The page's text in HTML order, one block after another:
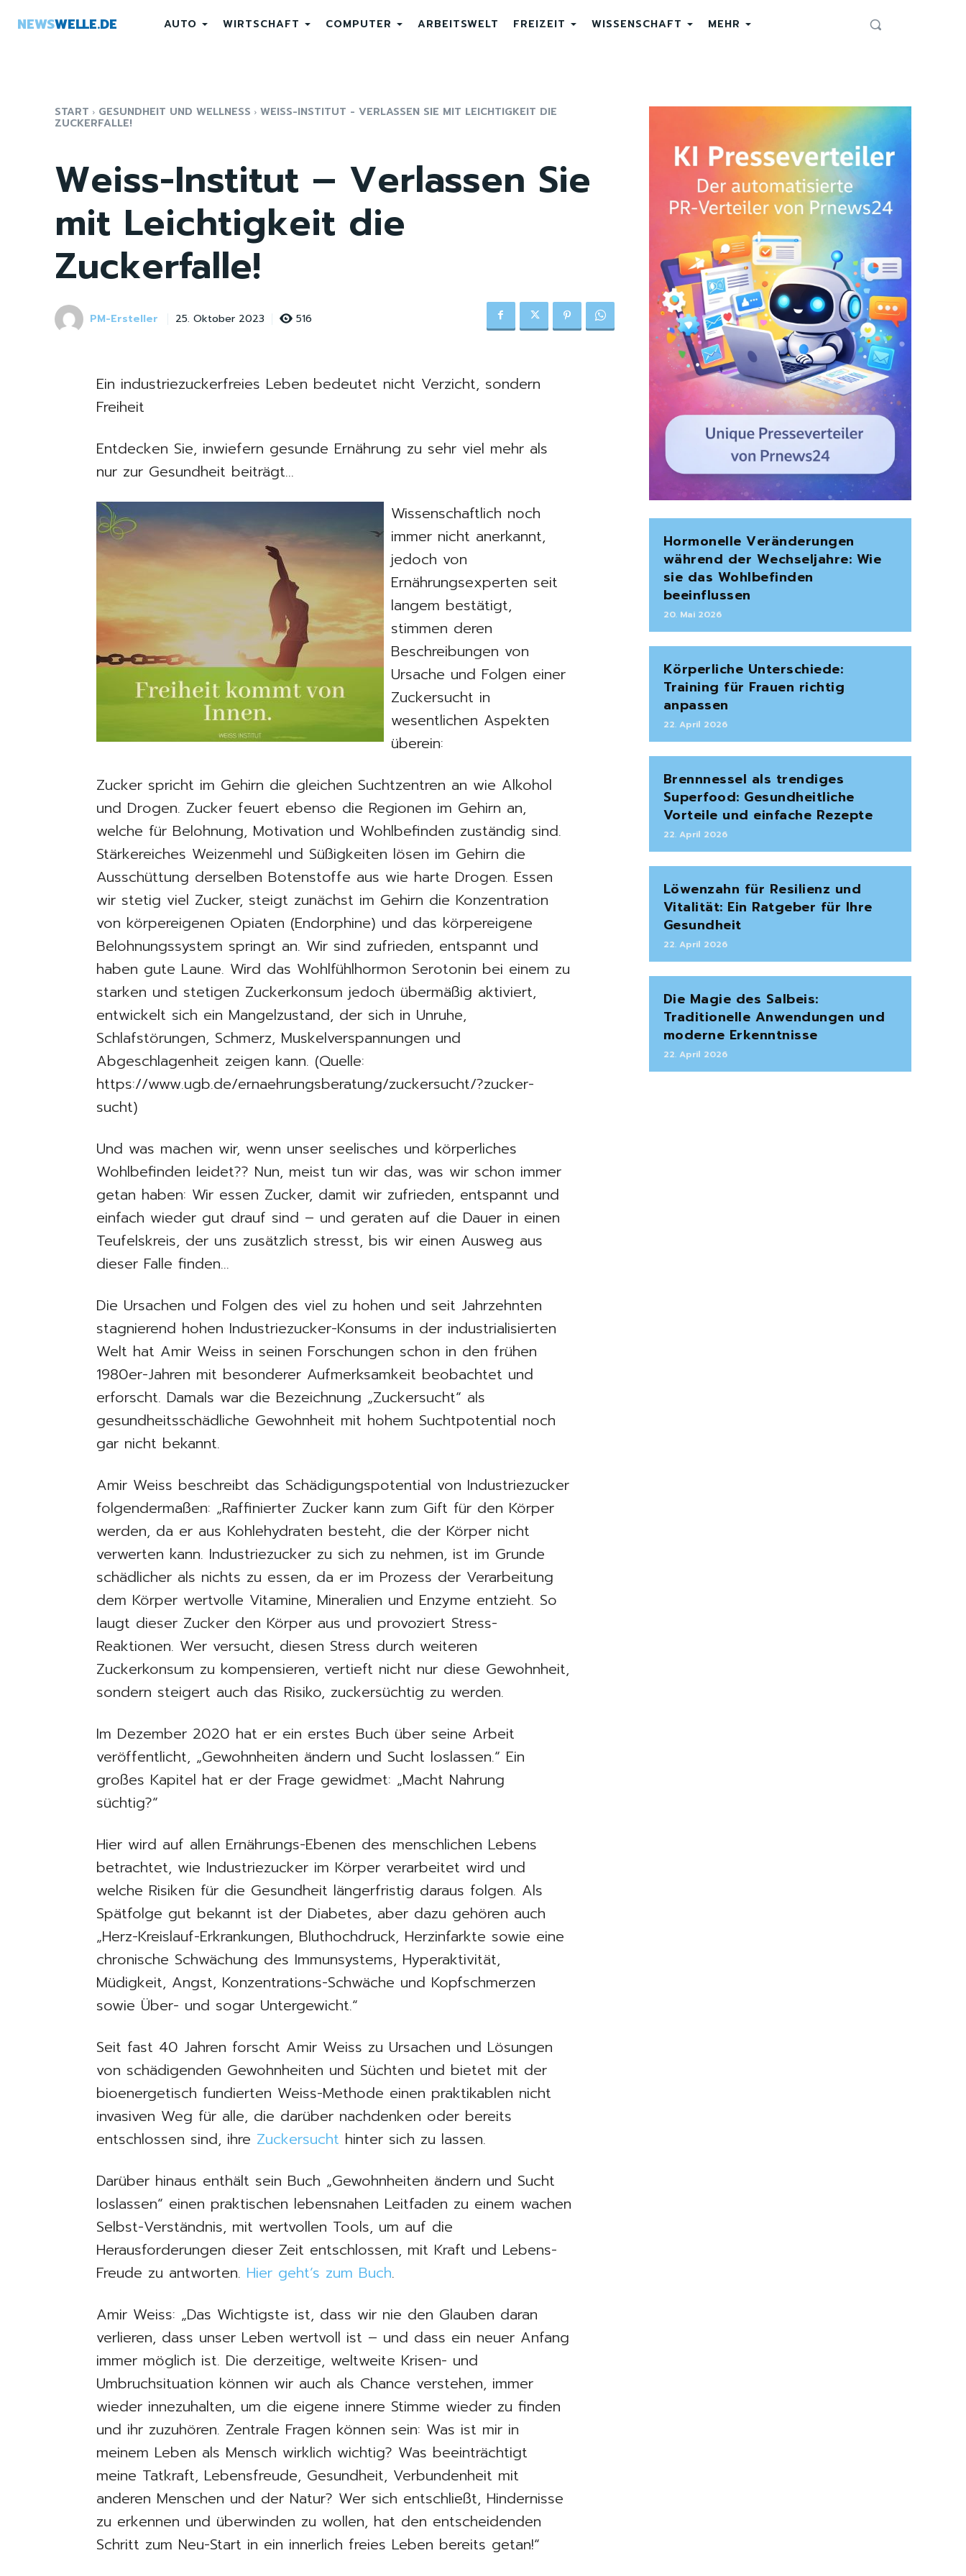
NEWSWELLE.DE AUTO WIRTSCHAFT COMPUTER ARBEITSWELT FREIZEIT WISSENSCHAFT MEHR
START GESUNDHEIT UND WELLNESS WEISS-INSTITUT - VERLASSEN SIE MIT LEICHTIGKEIT DIE
ZUCKERFALLE!
Weiss-Institut – Verlassen Sie
mit Leichtigkeit die
Zuckerfalle!
PM-Ersteller 25. Oktober 2023 516
Ein industriezuckerfreies Leben bedeutet nicht Verzicht, sondern
Freiheit
Entdecken Sie, inwiefern gesunde Ernährung zu sehr viel mehr als
nur zur Gesundheit beiträgt…
Wissenschaftlich noch
immer nicht anerkannt,
jedoch von
Ernährungsexperten seit
langem bestätigt,
stimmen deren
Beschreibungen von
Ursache und Folgen einer
Zuckersucht in
wesentlichen Aspekten
überein:
Zucker spricht im Gehirn die gleichen Suchtzentren an wie Alkohol
und Drogen. Zucker feuert ebenso die Regionen im Gehirn an,
welche für Belohnung, Motivation und Wohlbefinden zuständig sind.
Stärkereiches Weizenmehl und Süßigkeiten lösen im Gehirn die
Ausschüttung derselben Botenstoffe aus wie harte Drogen. Essen
wir stetig viel Zucker, steigt zunächst im Gehirn die Konzentration
von körpereigenen Opiaten (Endorphine) und das körpereigene
Belohnungssystem springt an. Wir sind zufrieden, entspannt und
haben gute Laune. Wird das Wohlfühlhormon Serotonin bei einem zu
starken und stetigen Zuckerkonsum jedoch übermäßig aktiviert,
entwickelt sich ein Mangelzustand, der sich in Unruhe,
Schlafstörungen, Schmerz, Muskelverspannungen und
Abgeschlagenheit zeigen kann. (Quelle:
https://www.ugb.de/ernaehrungsberatung/zuckersucht/?zucker-
sucht)
Und was machen wir, wenn unser seelisches und körperliches
Wohlbefinden leidet?? Nun, meist tun wir das, was wir schon immer
getan haben: Wir essen Zucker, damit wir zufrieden, entspannt und
einfach wieder gut drauf sind – und geraten auf die Dauer in einen
Teufelskreis, der uns zusätzlich stresst, bis wir einen Ausweg aus
dieser Falle finden…
Die Ursachen und Folgen des viel zu hohen und seit Jahrzehnten
stagnierend hohen Industriezucker-Konsums in der industrialisierten
Welt hat Amir Weiss in seinen Forschungen schon in den frühen
1980er-Jahren mit besonderer Aufmerksamkeit beobachtet und
erforscht. Damals war die Bezeichnung „Zuckersucht“ als
gesundheitsschädliche Gewohnheit mit hohem Suchtpotential noch
gar nicht bekannt.
Amir Weiss beschreibt das Schädigungspotential von Industriezucker
folgendermaßen: „Raffinierter Zucker kann zum Gift für den Körper
werden, da er aus Kohlehydraten besteht, die der Körper nicht
verwerten kann. Industriezucker zu sich zu nehmen, ist im Grunde
schädlicher als nichts zu essen, da er im Prozess der Verarbeitung
dem Körper wertvolle Vitamine, Mineralien und Enzyme entzieht. So
laugt dieser Zucker den Körper aus und provoziert Stress-
Reaktionen. Wer versucht, diesen Stress durch weiteren
Zuckerkonsum zu kompensieren, vertieft nicht nur diese Gewohnheit,
sondern steigert auch das Risiko, zuckersüchtig zu werden.
Im Dezember 2020 hat er ein erstes Buch über seine Arbeit
veröffentlicht, „Gewohnheiten ändern und Sucht loslassen.“ Ein
großes Kapitel hat er der Frage gewidmet: „Macht Nahrung
süchtig?“
Hier wird auf allen Ernährungs-Ebenen des menschlichen Lebens
betrachtet, wie Industriezucker im Körper verarbeitet wird und
welche Risiken für die Gesundheit längerfristig daraus folgen. Als
Spätfolge gut bekannt ist der Diabetes, aber dazu gehören auch
„Herz-Kreislauf-Erkrankungen, Bluthochdruck, Herzinfarkte sowie eine
chronische Schwächung des Immunsystems, Hyperaktivität,
Müdigkeit, Angst, Konzentrations-Schwäche und Kopfschmerzen
sowie Über- und sogar Untergewicht.“
Seit fast 40 Jahren forscht Amir Weiss zu Ursachen und Lösungen
von schädigenden Gewohnheiten und Süchten und bietet mit der
bioenergetisch fundierten Weiss-Methode einen praktikablen nicht
invasiven Weg für alle, die darüber nachdenken oder bereits
entschlossen sind, ihre Zuckersucht hinter sich zu lassen.
Darüber hinaus enthält sein Buch „Gewohnheiten ändern und Sucht
loslassen“ einen praktischen lebensnahen Leitfaden zu einem wachen
Selbst-Verständnis, mit wertvollen Tools, um auf die
Herausforderungen dieser Zeit entschlossen, mit Kraft und Lebens-
Freude zu antworten. Hier geht’s zum Buch.
Amir Weiss: „Das Wichtigste ist, dass wir nie den Glauben daran
verlieren, dass unser Leben wertvoll ist – und dass ein neuer Anfang
immer möglich ist. Die derzeitige, weltweite Krisen- und
Umbruchsituation können wir auch als Chance verstehen, immer
wieder innezuhalten, um die eigene innere Stimme wieder zu finden
und ihr zuzuhören. Zentrale Fragen können sein: Was ist mir in
meinem Leben als Mensch wirklich wichtig? Was beeinträchtigt
meine Tatkraft, Lebensfreude, Gesundheit, Verbundenheit mit
anderen Menschen und der Natur? Wer sich entschließt, Hindernisse
zu erkennen und überwinden zu wollen, hat den entscheidenden
Schritt zum Neu-Start in ein innerlich freies Leben bereits getan!“
Hormonelle Veränderungen
während der Wechseljahre: Wie
sie das Wohlbefinden
beeinflussen
20. Mai 2026
Körperliche Unterschiede:
Training für Frauen richtig
anpassen
22. April 2026
Brennnessel als trendiges
Superfood: Gesundheitliche
Vorteile und einfache Rezepte
22. April 2026
Löwenzahn für Resilienz und
Vitalität: Ein Ratgeber für Ihre
Gesundheit
22. April 2026
Die Magie des Salbeis:
Traditionelle Anwendungen und
moderne Erkenntnisse
22. April 2026